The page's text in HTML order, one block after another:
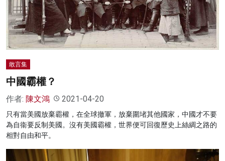
敢言集
中國霸權？
作者: 陳文鴻 2021-04-20
只有當美國放棄霸權，在全球撤軍，放棄圍堵其他國家，中國才不要
為自衞要反制美國。沒有美國霸權，世界便可回復歷史上絲綢之路的
相對自由和平。